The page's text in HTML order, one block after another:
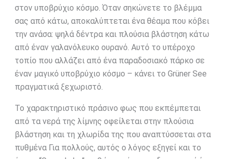
στον υποβρύχιο κόσμο. Όταν σηκώνετε το βλέμμα
σας από κάτω, αποκαλύπτεται ένα θέαμα που κόβει
την ανάσα: ψηλά δέντρα και πλούσια βλάστηση κάτω
από έναν γαλανόλευκο ουρανό. Αυτό το υπέροχο
τοπίο που αλλάζει από ένα παραδοσιακό πάρκο σε
έναν μαγικό υποβρύχιο κόσμο – κάνει το Grüner See
πραγματικά ξεχωριστό.
Το χαρακτηριστικό πράσινο φως που εκπέμπεται
από τα νερά της λίμνης οφείλεται στην πλούσια
βλάστηση και τη χλωρίδα της που αναπτύσσεται στα
πυθμένα Για πολλούς, αυτός ο λόγος εξηγεί και το